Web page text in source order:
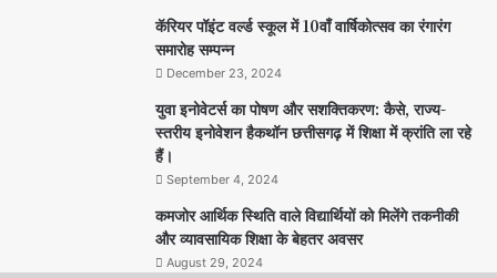
कॅरियर पॉइंट वर्ल्ड स्कूल में 10वाँ वार्षिकोत्सव का रंगारंग
समारोह सम्पन्न
December 23, 2024
युवा इनोवेटर्स का पोषण और सशक्तिकरण: कैसे, राज्य-
स्तरीय इनोवेशन हैकथॉन छत्तीसगढ़ में शिक्षा में क्रांति ला रहे
हैं।
September 4, 2024
कमजोर आर्थिक स्थिति वाले विद्यार्थियों को मिलेंगे तकनीकी
और व्यावसायिक शिक्षा के बेहतर अवसर
August 29, 2024